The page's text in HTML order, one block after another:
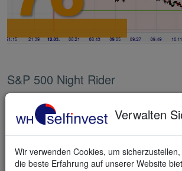
S&P 500 Night Rider
Eine originelle Daytrading-Strategie, die bis
den beliebten S&P 500 Index handelt.
Verwalten
Wir verwenden Cookies, um
die beste Erfahrung auf unserer Website